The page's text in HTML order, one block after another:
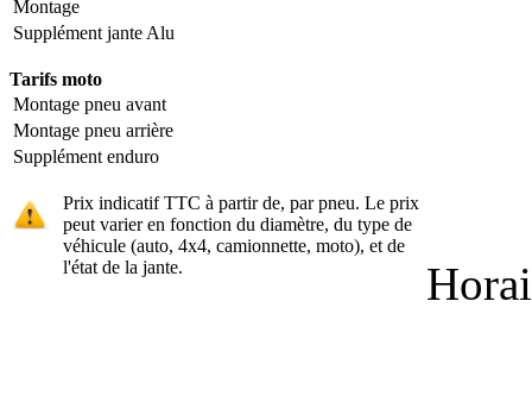
Montage
Supplément jante Alu
Tarifs moto
Montage pneu avant
Montage pneu arrière
Supplément enduro
Prix indicatif TTC à partir de, par pneu. Le prix
peut varier en fonction du diamètre, du type de
véhicule (auto, 4x4, camionnette, moto), et de
l'état de la jante.